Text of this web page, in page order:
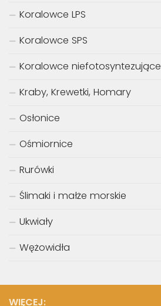
Koralowce LPS
Koralowce SPS
Koralowce niefotosyntezujące
Kraby, Krewetki, Homary
Osłonice
Ośmiornice
Rurówki
Ślimaki i małże morskie
Ukwiały
Wężowidła
WIĘCEJ: